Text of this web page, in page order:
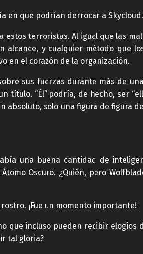
en que podrían derrocar a Skycloud.
estos terroristas. Al igual que las
y cualquier método que
en el corazón de la organización.
sus fuerzas durante más de
título. “Él” podría, de hecho, ser
solo una figura de figura
una buena cantidad de
Oscuro. ¿Quién, pero
¡Fue un momento importante!
que incluso pueden recibir elogios
tal gloria?